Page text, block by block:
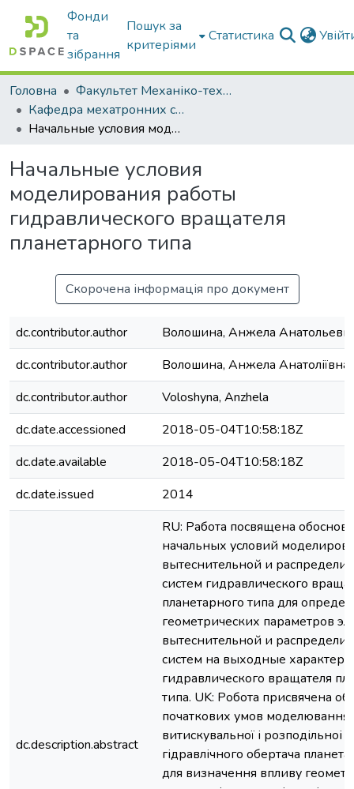
Фонди
та
зібрання
Пошук за
критеріями
Статистика
Головна
Факультет Механіко-технологічний
Кафедра мехатронних систем тракторів та сільскогосподарських машин
Начальные условия моделирования работы гидравлического вращателя планетарного типа
Начальные условия
моделирования работы
гидравлического вращателя
планетарного типа
Скорочена інформація про документ
dc.contributor.author
Волошина, Анжела
dc.contributor.author
Волошина, Анжела Анатоліївна
dc.contributor.author
Voloshyna, Anzhela
dc.date.accessioned
2018-05-04T10:58:18Z
dc.date.available
2018-05-04T10:58:18Z
dc.date.issued
2014
dc.description.abstract
RU: Работа посвящена
начальных условий
вытеснительной и
систем гидравлического
планетарного типа для
геометрических параметров
вытеснительной и
систем на выходные
гидравлического вращателя
типа. UK: Робота присвячена
початкових умов моделювання
витискувальної і розподільноі
гідравлічного обертача
для визначення впливу